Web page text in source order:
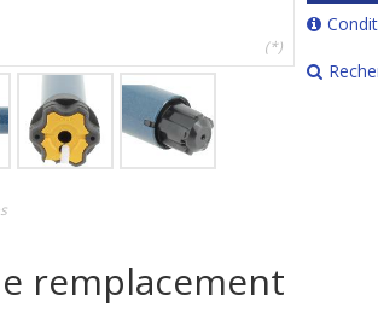
(*)
remplacement